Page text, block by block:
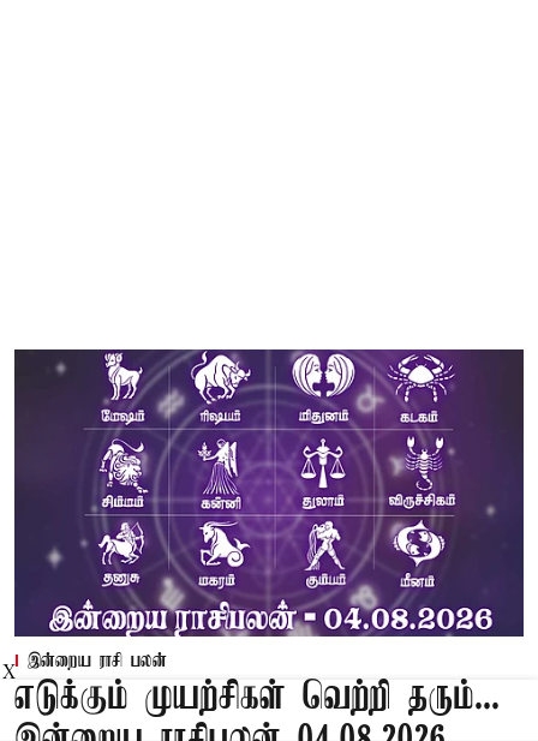
இன்றைய ராசி பலன்
எடுக்கும் முயற்சிகள் வெற்றி தரும்...
X